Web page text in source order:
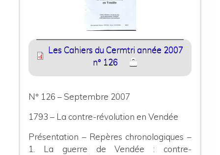
Les Cahiers du Cermtri année 2007
n° 126
N° 126 – Septembre 2007
1793 – La contre-révolution en Vendée
Présentation – Repères chronologiques –
1.
La guerre de Vendée : contre-